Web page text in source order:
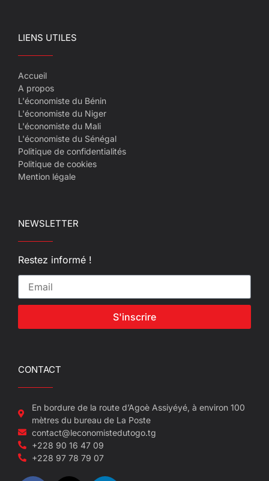
LIENS UTILES
Accueil
A propos
L'économiste du Bénin
L'économiste du Niger
L'économiste du Mali
L'économiste du Sénégal
Politique de confidentialités
Politique de cookies
Mention légale
NEWSLETTER
Restez informé !
S'inscrire
CONTACT
En bordure de la route d’Agoè Assiyéyé, à environ 100
mètres du bureau de La Poste
contact@leconomistedutogo.tg
+228 90 16 47 09
+228 97 78 79 07